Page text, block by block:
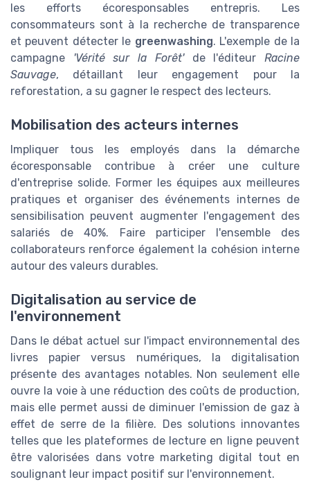
les efforts écoresponsables entrepris. Les
consommateurs sont à la recherche de transparence
et peuvent détecter le greenwashing. L'exemple de la
campagne
'Vérité sur la Forêt'de l'éditeurRacine
Sauvage, détaillant leur engagement pour la
reforestation, a su gagner le respect des lecteurs.
Mobilisation des acteurs internes
Impliquer tous les employés dans la démarche
écoresponsable contribue à créer une culture
d'entreprise solide. Former les équipes aux meilleures
pratiques et organiser des événements internes de
sensibilisation peuvent augmenter l'engagement des
salariés de 40%. Faire participer l'ensemble des
collaborateurs renforce également la cohésion interne
autour des valeurs durables.
Digitalisation au service de
l'environnement
Dans le débat actuel sur l'impact environnemental des
livres papier versus numériques, la digitalisation
présente des avantages notables. Non seulement elle
ouvre la voie à une réduction des coûts de production,
mais elle permet aussi de diminuer l'emission de gaz à
effet de serre de la filière. Des solutions innovantes
telles que les plateformes de lecture en ligne peuvent
être valorisées dans votre marketing digital tout en
soulignant leur impact positif sur l'environnement.